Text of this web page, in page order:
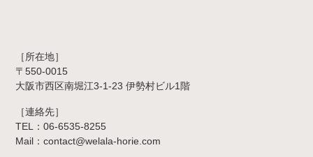
［所在地］
〒550-0015
大阪市西区南堀江3-1-23 伊勢村ビル1階
［連絡先］
TEL：06-6535-8255
Mail：contact@welala-horie.com